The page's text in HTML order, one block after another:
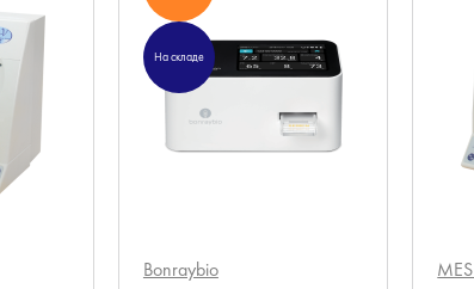
На складе
Bonraybio MES